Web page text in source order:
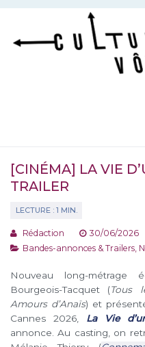
Aller
contenu
[CINÉMA] LA VIE
TRAILER
Rédaction
30/06/2026
Bandes-annonces & Trailers
Nouveau long-
Bourgeois-Tacquet (Tous
Amours d’Anaïs) et
Cannes 2026, La Vie
annonce. Au casting, on